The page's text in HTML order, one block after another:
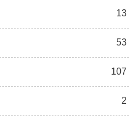
13
53
107
2